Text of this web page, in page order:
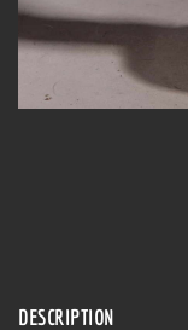
DESCRIPTION